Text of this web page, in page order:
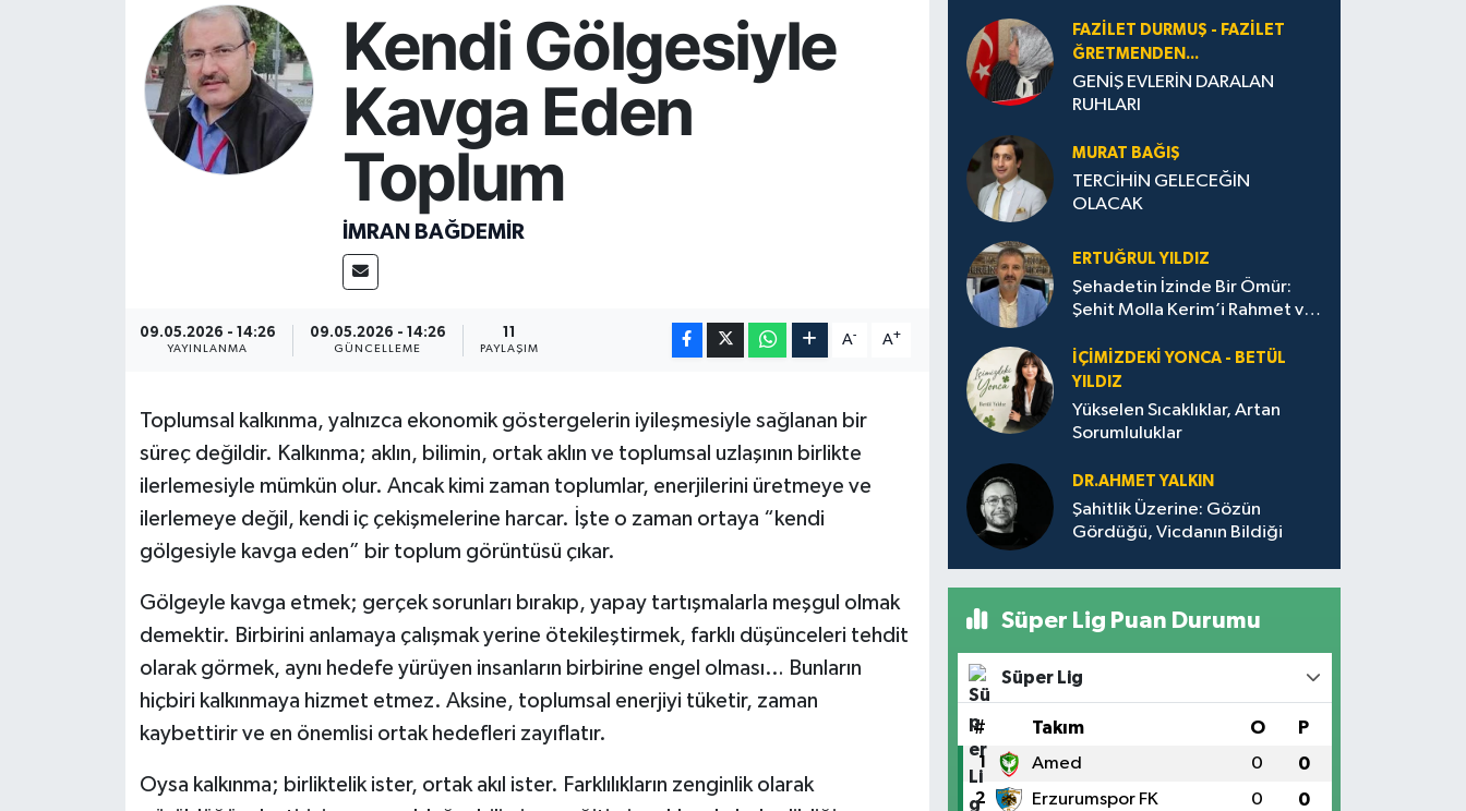
Kendi Gölgesiyle
Kavga Eden
Toplum
İMRAN BAĞDEMİR
09.05.2026 - 14:26
YAYINLANMA
09.05.2026 - 14:26
GÜNCELLEME
11
PAYLAŞIM
A- A+
Toplumsal kalkınma, yalnızca ekonomik göstergelerin iyileşmesiyle sağlanan bir
süreç değildir. Kalkınma; aklın, bilimin, ortak aklın ve toplumsal uzlaşının birlikte
ilerlemesiyle mümkün olur. Ancak kimi zaman toplumlar, enerjilerini üretmeye ve
ilerlemeye değil, kendi iç çekişmelerine harcar. İşte o zaman ortaya “kendi
gölgesiyle kavga eden” bir toplum görüntüsü çıkar.
Gölgeyle kavga etmek; gerçek sorunları bırakıp, yapay tartışmalarla meşgul olmak
demektir. Birbirini anlamaya çalışmak yerine ötekileştirmek, farklı düşünceleri tehdit
olarak görmek, aynı hedefe yürüyen insanların birbirine engel olması… Bunların
hiçbiri kalkınmaya hizmet etmez. Aksine, toplumsal enerjiyi tüketir, zaman
kaybettirir ve en önemlisi ortak hedefleri zayıflatır.
Oysa kalkınma; birliktelik ister, ortak akıl ister. Farklılıkların zenginlik olarak
FAZILET DURMUŞ - FAZILET
ĞRETMENDEN...
GENİŞ EVLERİN DARALAN
RUHLARI
MURAT BAĞIŞ
TERCİHİN GELECEĞİN
OLACAK
ERTUĞRUL YILDIZ
Şehadetin İzinde Bir Ömür:
Şehit Molla Kerim’i Rahmet ve
İÇIMIZDEKI YONCA - BETÜL
YILDIZ
Yükselen Sıcaklıklar, Artan
Sorumluluklar
DR.AHMET YALKIN
Şahitlik Üzerine: Gözün
Gördüğü, Vicdanın Bildiği
Süper Lig Puan Durumu
Süper Lig
# Takım O P
1 Amed 0 0
2 Erzurumspor FK 0 0